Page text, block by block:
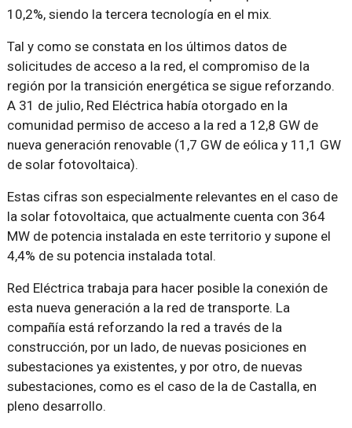
10,2%, siendo la tercera tecnología en el mix.
Tal y como se constata en los últimos datos de
solicitudes de acceso a la red, el compromiso de la
región por la transición energética se sigue reforzando.
A 31 de julio, Red Eléctrica había otorgado en la
comunidad permiso de acceso a la red a 12,8 GW de
nueva generación renovable (1,7 GW de eólica y 11,1 GW
de solar fotovoltaica).
Estas cifras son especialmente relevantes en el caso de
la solar fotovoltaica, que actualmente cuenta con 364
MW de potencia instalada en este territorio y supone el
4,4% de su potencia instalada total.
Red Eléctrica trabaja para hacer posible la conexión de
esta nueva generación a la red de transporte. La
compañía está reforzando la red a través de la
construcción, por un lado, de nuevas posiciones en
subestaciones ya existentes, y por otro, de nuevas
subestaciones, como es el caso de la de Castalla, en
pleno desarrollo.